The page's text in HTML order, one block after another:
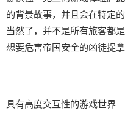
的背景故事，并且会在特定
当然了，并不是所有旅客都
想要危害帝国安全的凶徒捉
具有高度交互性的游戏世界